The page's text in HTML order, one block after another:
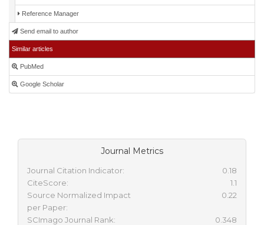
Reference Manager
Send email to author
Similar articles
PubMed
Google Scholar
Journal Metrics
Journal Citation Indicator:
0.18
CiteScore:
1.1
Source Normalized Impact
per Paper:
0.22
SCImago Journal Rank: 0.348